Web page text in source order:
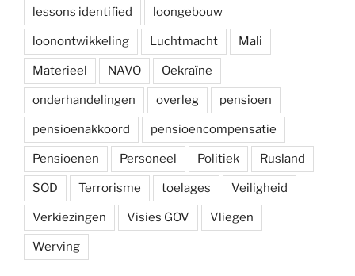
lessons identified loongebouw
loonontwikkeling Luchtmacht Mali
Materieel NAVO Oekraïne
onderhandelingen overleg pensioen
pensioenakkoord pensioencompensatie
Pensioenen Personeel Politiek Rusland
SOD Terrorisme toelages Veiligheid
Verkiezingen Visies GOV Vliegen
Werving